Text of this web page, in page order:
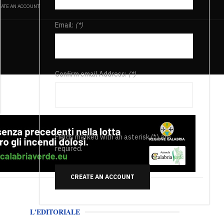
AN ACCOUNT
Email: (*)
Confirm email Address:(*)
Fields marked with an asterisk (*) are
required.
CREATE AN ACCOUNT
L'EDITORIALE